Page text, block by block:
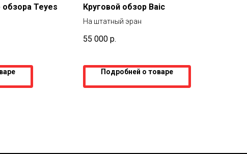
Teyes
Круговой обзор Baic
На штатный эран
55 000 р.
Подробней о товаре